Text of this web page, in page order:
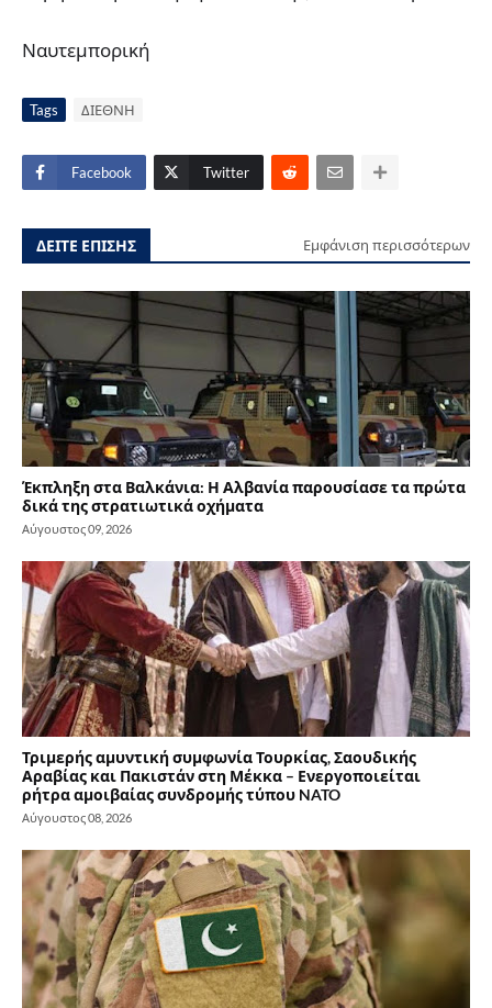
Ναυτεμπορική
Tags ΔΙΕΘΝΗ
Facebook Twitter
ΔΕΙΤΕ ΕΠΙΣΗΣ Εμφάνιση περισσότερων
Έκπληξη στα Βαλκάνια: Η Αλβανία παρουσίασε τα πρώτα
δικά της στρατιωτικά οχήματα
Αύγουστος 09, 2026
Τριμερής αμυντική συμφωνία Τουρκίας, Σαουδικής
Αραβίας και Πακιστάν στη Μέκκα – Ενεργοποιείται
ρήτρα αμοιβαίας συνδρομής τύπου NATO
Αύγουστος 08, 2026